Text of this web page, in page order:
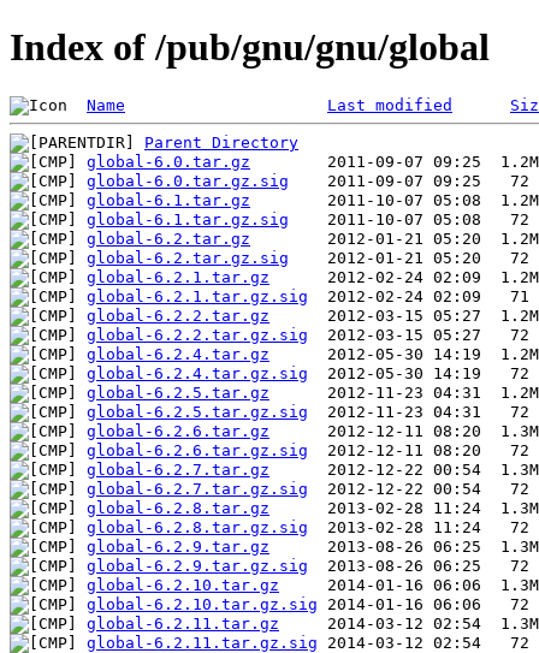
Index of /pub/gnu/gnu/global
Name Last modified
Parent Directory
global-6.0.tar.gz
global-6.0.tar.gz.sig
global-6.1.tar.gz
global-6.1.tar.gz.sig
global-6.2.tar.gz
global-6.2.tar.gz.sig
global-6.2.1.tar.gz
global-6.2.1.tar.gz.sig
global-6.2.2.tar.gz
global-6.2.2.tar.gz.sig
global-6.2.4.tar.gz
global-6.2.4.tar.gz.sig
global-6.2.5.tar.gz
global-6.2.5.tar.gz.sig
global-6.2.6.tar.gz
global-6.2.6.tar.gz.sig
global-6.2.7.tar.gz
global-6.2.7.tar.gz.sig
global-6.2.8.tar.gz
global-6.2.8.tar.gz.sig
global-6.2.9.tar.gz
global-6.2.9.tar.gz.sig
global-6.2.10.tar.gz
global-6.2.10.tar.gz.sig
global-6.2.11.tar.gz
global-6.2.11.tar.gz.sig